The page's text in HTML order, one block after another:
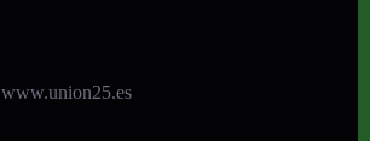
www.union25.es